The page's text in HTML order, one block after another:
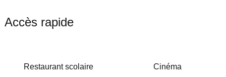
Accès rapide
Restaurant scolaire Cinéma